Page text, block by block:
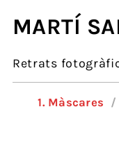
MARTÍ
Retrats
1. Màscares